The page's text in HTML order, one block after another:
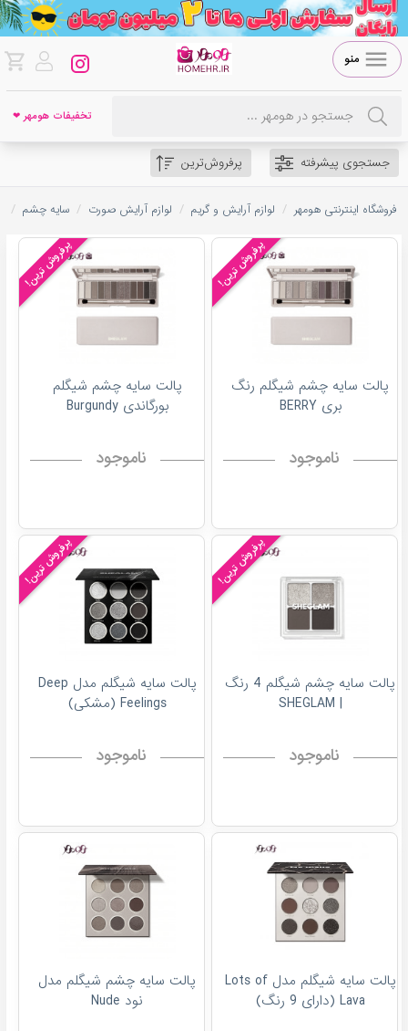
منو
تخفیفات هومهر ❤
جستجوی پیشرفته پرفروش‌ترین
فروشگاه اینترنتی هومهر / لوازم آرایش و گریم / لوازم آرایش صورت / سایه چشم /
پرفروش ترین!
پالت سایه چشم شیگلم رنگ
بری BERRY
ناموجود
پرفروش ترین!
پالت سایه چشم شیگلم
بورگاندی Burgundy
ناموجود
پرفروش ترین!
پالت سایه چشم شیگلم 4 رنگ
| SHEGLAM
ناموجود
پرفروش ترین!
پالت سایه شیگلم مدل Deep
Feelings (مشکی)
ناموجود
پالت سایه شیگلم مدل Lots of
Lava (دارای 9 رنگ)
پالت سایه چشم شیگلم مدل
نود Nude